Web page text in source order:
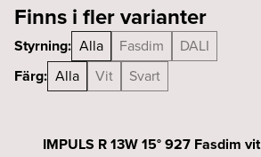
Finns i fler varianter
Styrning: Alla Fasdim
DALI
Färg: Alla Vit Svart
IMPULS R 13W 15° 927 Fasdim vit